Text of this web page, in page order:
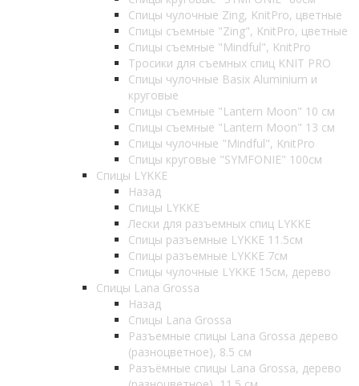
Спицы чулочные Zing, KnitPro, цветные
Спицы съемные "Zing", KnitPro, цветные
Спицы съемные "Mindful", KnitPro
Тросики для съемных спиц KNIT PRO
Спицы чулочные Basix Aluminium и
круговые
Спицы съемные "Lantern Moon" 10 см
Спицы съемные "Lantern Moon" 13 см
Спицы чулочные "Mindful", KnitPro
Спицы круговые "SYMFONIE" 100см
Спицы LYKKE
Назад
Спицы LYKKE
Лески для разъемных спиц LYKKE
Спицы разъемные LYKKE 11.5см
Спицы разъемные LYKKE 7см
Спицы чулочные LYKKE 15см, дерево
Спицы Lana Grossa
Назад
Спицы Lana Grossa
Разъемные спицы Lana Grossa дерево
(разноцветное), 8.5 см
Разъёмные спицы Lana Grossa, дерево